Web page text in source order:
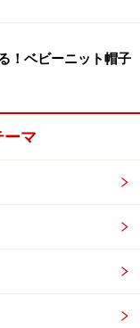
っ直ぐ縫う
から約1mmのと
を縫ったほうが
つめるのではな
見ながら縫ったほ
ガイド）」という
ます。
！ベビーニット帽子
ーマ